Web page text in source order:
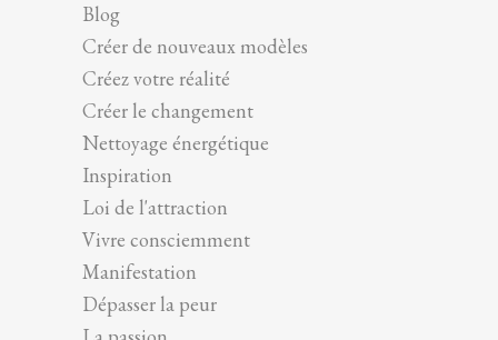
Blog
Créer de nouveaux modèles
Créez votre réalité
Créer le changement
Nettoyage énergétique
Inspiration
Loi de l'attraction
Vivre consciemment
Manifestation
Dépasser la peur